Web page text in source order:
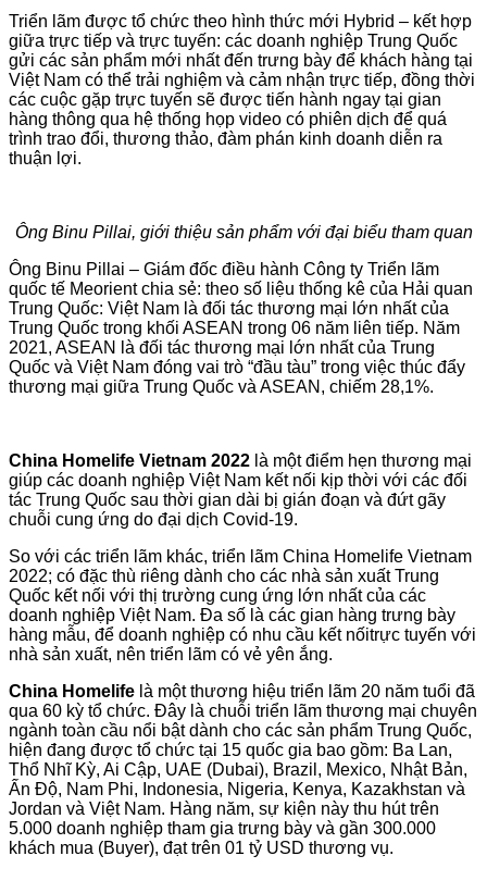
Triển lãm được tổ chức theo hình thức mới Hybrid – kết hợp
giữa trực tiếp và trực tuyến: các doanh nghiệp Trung Quốc
gửi các sản phẩm mới nhất đến trưng bày để khách hàng tại
Việt Nam có thể trải nghiệm và cảm nhận trực tiếp, đồng thời
các cuộc gặp trực tuyến sẽ được tiến hành ngay tại gian
hàng thông qua hệ thống họp video có phiên dịch để quá
trình trao đổi, thương thảo, đàm phán kinh doanh diễn ra
thuận lợi.
Ông Binu Pillai, giới thiệu sản phẩm với đại biểu tham quan
Ông Binu Pillai – Giám đốc điều hành Công ty Triển lãm
quốc tế Meorient chia sẻ: theo số liệu thống kê của Hải quan
Trung Quốc: Việt Nam là đối tác thương mại lớn nhất của
Trung Quốc trong khối ASEAN trong 06 năm liên tiếp. Năm
2021, ASEAN là đối tác thương mại lớn nhất của Trung
Quốc và Việt Nam đóng vai trò “đầu tàu” trong việc thúc đẩy
thương mại giữa Trung Quốc và ASEAN, chiếm 28,1%.
China Homelife Vietnam 2022 là một điểm hẹn thương mại
giúp các doanh nghiệp Việt Nam kết nối kịp thời với các đối
tác Trung Quốc sau thời gian dài bị gián đoạn và đứt gãy
chuỗi cung ứng do đại dịch Covid-19.
So với các triển lãm khác, triển lãm China Homelife Vietnam
2022; có đặc thù riêng dành cho các nhà sản xuất Trung
Quốc kết nối với thị trường cung ứng lớn nhất của các
doanh nghiệp Việt Nam. Đa số là các gian hàng trưng bày
hàng mẫu, để doanh nghiệp có nhu cầu kết nốitrực tuyến với
nhà sản xuất, nên triển lãm có vẻ yên ắng.
China Homelife là một thương hiệu triển lãm 20 năm tuổi đã
qua 60 kỳ tổ chức. Đây là chuỗi triển lãm thương mại chuyên
ngành toàn cầu nổi bật dành cho các sản phẩm Trung Quốc,
hiện đang được tổ chức tại 15 quốc gia bao gồm: Ba Lan,
Thổ Nhĩ Kỳ, Ai Cập, UAE (Dubai), Brazil, Mexico, Nhật Bản,
Ấn Độ, Nam Phi, Indonesia, Nigeria, Kenya, Kazakhstan và
Jordan và Việt Nam. Hàng năm, sự kiện này thu hút trên
5.000 doanh nghiệp tham gia trưng bày và gần 300.000
khách mua (Buyer), đạt trên 01 tỷ USD thương vụ.